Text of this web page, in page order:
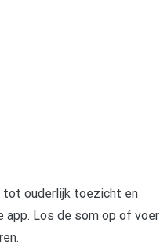
tot ouderlijk toezicht en
app. Los de som op of voer